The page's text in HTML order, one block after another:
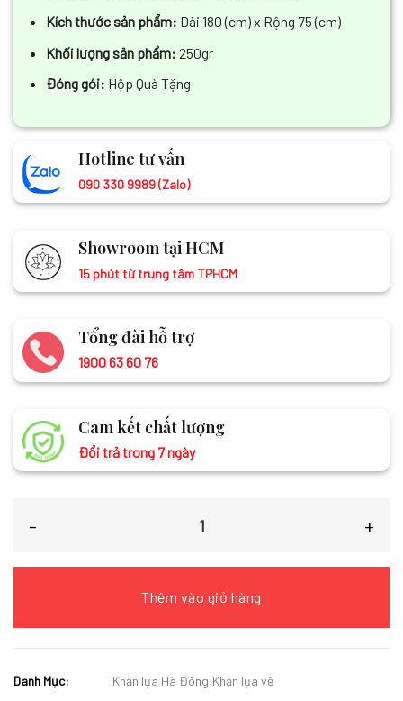
Kích thước sản phẩm: Dài 180 (cm) x Rộng 75 (cm)
Khối lượng sản phẩm: 250gr
Đóng gói: Hộp Quà Tặng
Hotline tư vấn
090 330 9989 (Zalo)
Showroom tại HCM
15 phút từ trung tâm TPHCM
Tổng đài hỗ trợ
1900 63 60 76
Cam kết chất lượng
Đổi trả trong 7 ngày
Thêm vào giỏ hàng
Danh Mục: Khăn lụa Hà Đông,Khăn lụa vẽ